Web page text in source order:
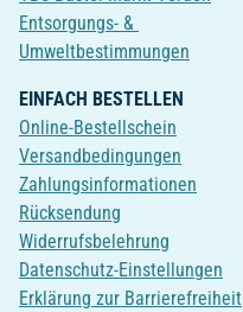
Entsorgungs- &
Umweltbestimmungen
EINFACH BESTELLEN
Online-Bestellschein
Versandbedingungen
Zahlungsinformationen
Rücksendung
Widerrufsbelehrung
Datenschutz-Einstellungen
Erklärung zur Barrierefreiheit